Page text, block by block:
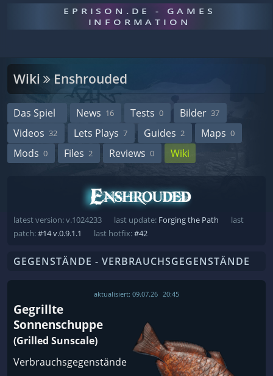
EPRISON.DE - GAMES
INFORMATION
Wiki Enshrouded
Das Spiel News 16 Tests 0 Bilder 37
Videos 32 Lets Plays 7 Guides 2 Maps 0
Mods 0 Files 2 Reviews 0 Wiki
latest version: v.1024233 last update: Forging the Path
last
patch:#14 v.0.9.1.1 last hotfix:#42
GEGENSTÄNDE - VERBRAUCHSGEGENSTÄNDE
aktualisiert: 09.07.26 20:45
Gegrillte
Sonnenschuppe
(Grilled Sunscale)
Verbrauchsgegenstände